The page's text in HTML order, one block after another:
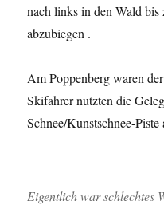
nach links in den Wald
abzubiegen .
Am Poppenberg waren
Skifahrer nutzten die
Schnee/Kunstschnee-Piste
Eigentlich war schlechtes